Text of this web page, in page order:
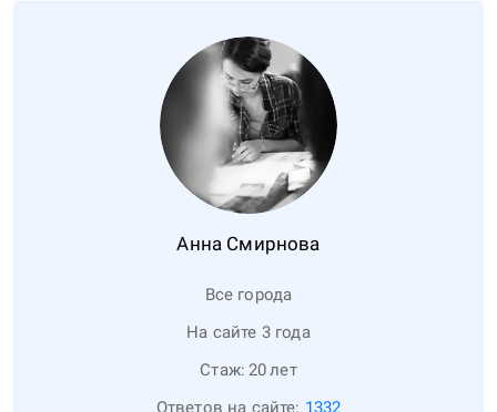
Анна Смирнова
Все города
На сайте 3 года
Стаж: 20лет
Ответов на сайте: 1332